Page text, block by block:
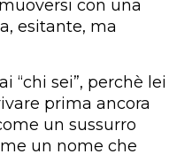
con una
esitante, ma
“chi sei”, perchè lei
prima ancora
un sussurro
un nome che